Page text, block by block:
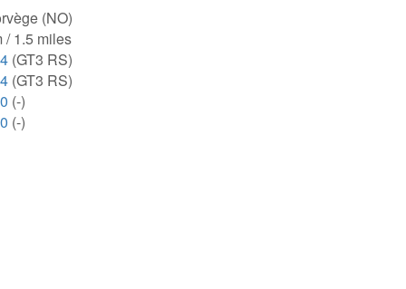
(NO)
/ 1.5 miles
(GT3 RS)
(GT3 RS)
(-)
(-)